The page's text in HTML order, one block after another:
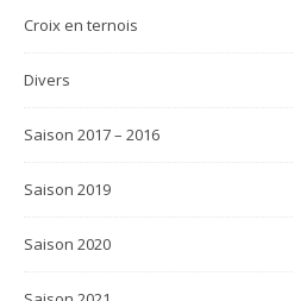
Croix en ternois
Divers
Saison 2017 – 2016
Saison 2019
Saison 2020